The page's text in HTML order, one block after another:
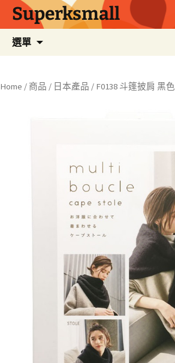
Superksmall
選單
內
Home / 商品 / 日本產品 / F0138 斗篷披肩 黑色